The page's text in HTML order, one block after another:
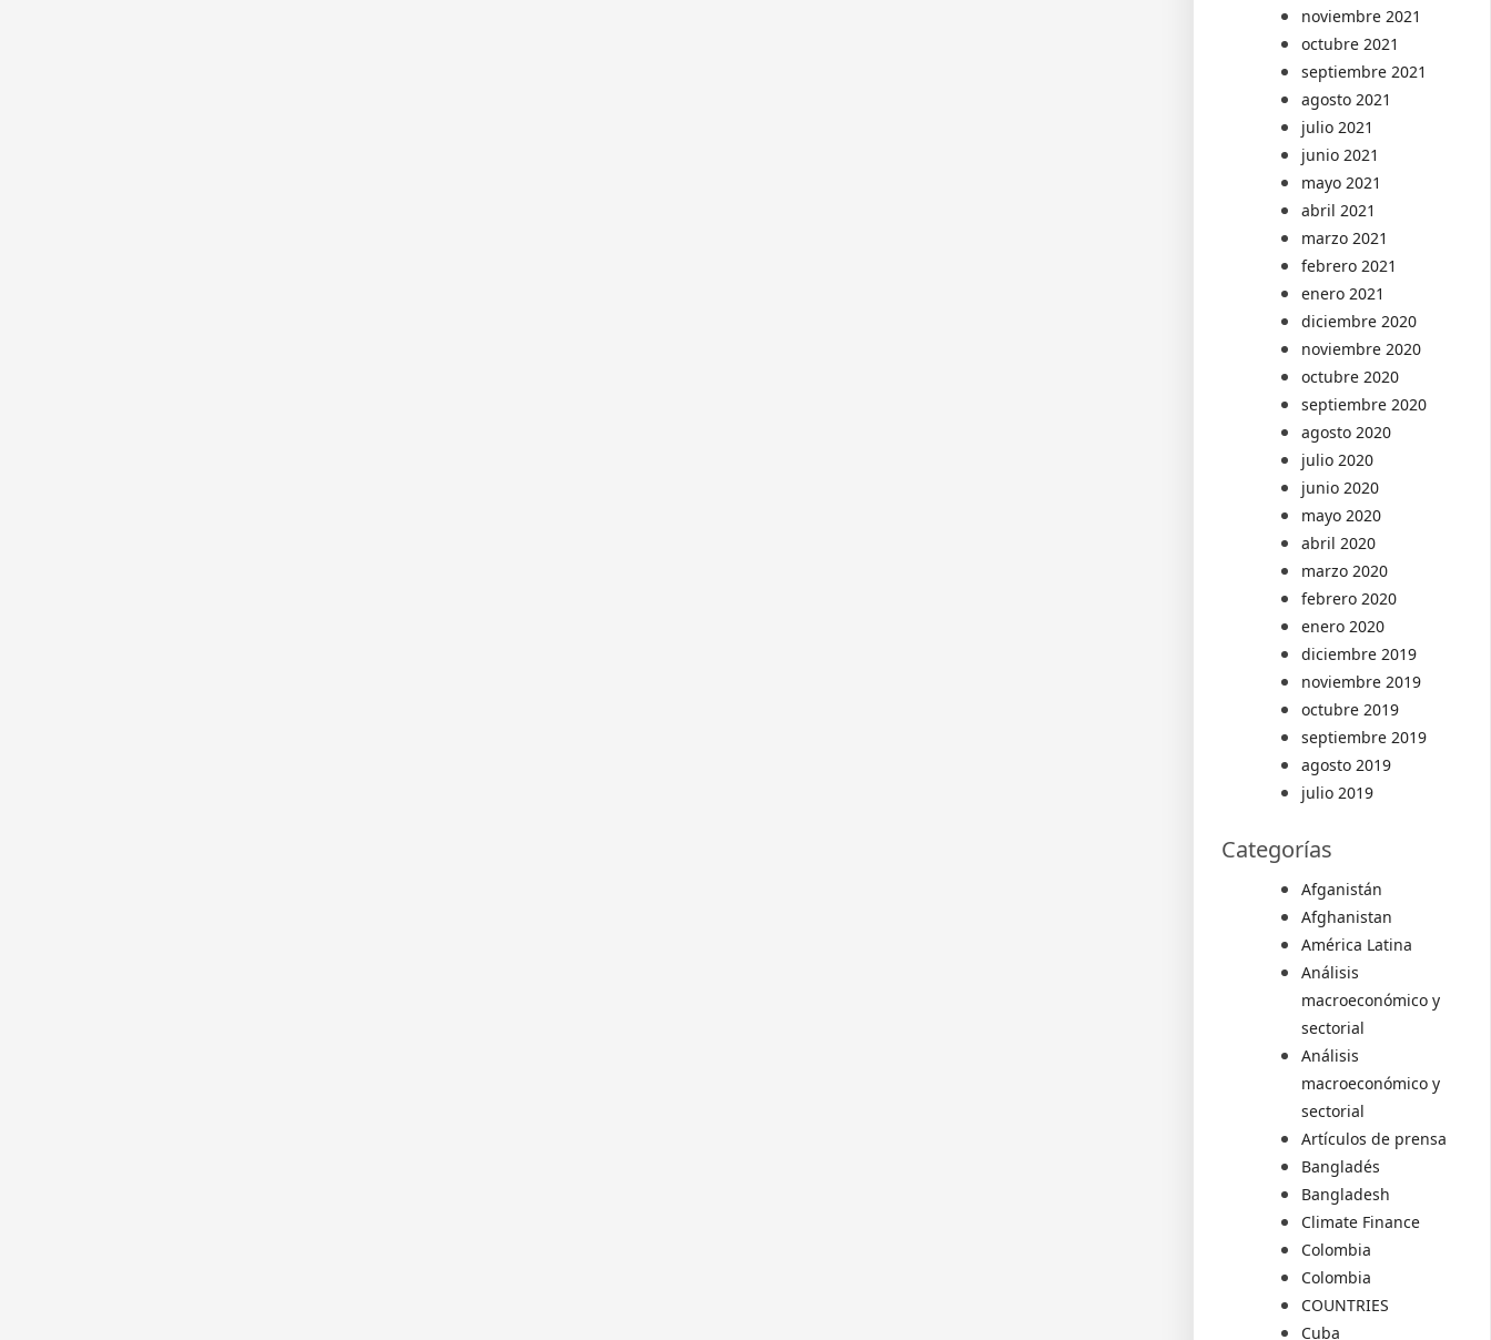
noviembre 2021
octubre 2021
septiembre 2021
agosto 2021
julio 2021
junio 2021
mayo 2021
abril 2021
marzo 2021
febrero 2021
enero 2021
diciembre 2020
noviembre 2020
octubre 2020
septiembre 2020
agosto 2020
julio 2020
junio 2020
mayo 2020
abril 2020
marzo 2020
febrero 2020
enero 2020
diciembre 2019
noviembre 2019
octubre 2019
septiembre 2019
agosto 2019
julio 2019
Categorías
Afganistán
Afghanistan
América Latina
Análisis
macroeconómico y
sectorial
Análisis
macroeconómico y
sectorial
Artículos de prensa
Bangladés
Bangladesh
Climate Finance
Colombia
Colombia
COUNTRIES
Cuba